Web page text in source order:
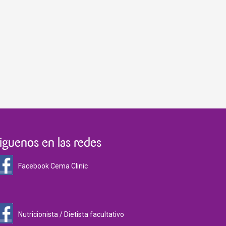
en las redes
Facebook Cema Clinic
Nutricionista / Dietista facultativo